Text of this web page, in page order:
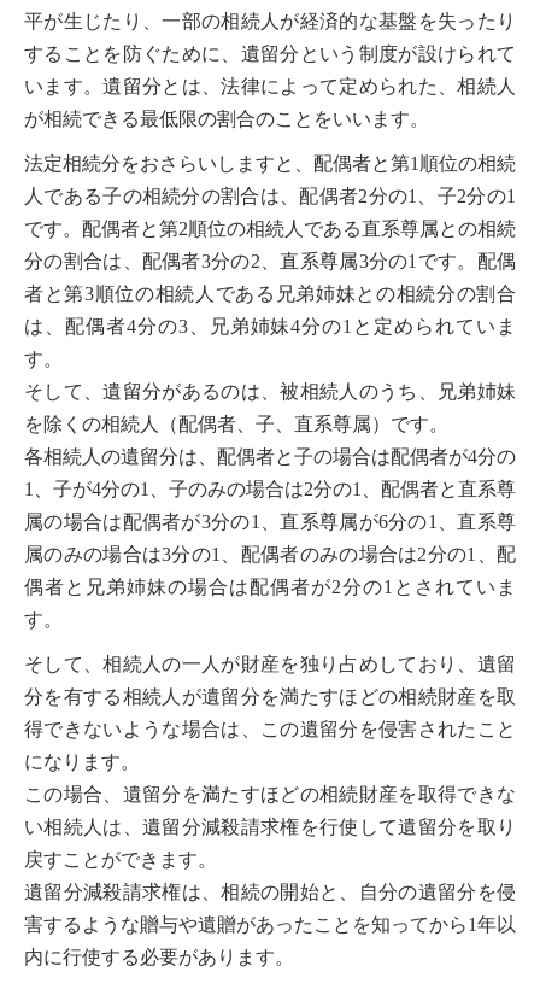
平が生じたり、一部の相続人が経済的な基盤を失ったり
することを防ぐために、遺留分という制度が設けられて
います。遺留分とは、法律によって定められた、相続人
が相続できる最低限の割合のことをいいます。
法定相続分をおさらいしますと、配偶者と第1順位の相続
人である子の相続分の割合は、配偶者2分の1、子2分の1
です。配偶者と第2順位の相続人である直系尊属との相続
分の割合は、配偶者3分の2、直系尊属3分の1です。配偶
者と第3順位の相続人である兄弟姉妹との相続分の割合
は、配偶者4分の3、兄弟姉妹4分の1と定められていま
す。
そして、遺留分があるのは、被相続人のうち、兄弟姉妹
を除くの相続人（配偶者、子、直系尊属）です。
各相続人の遺留分は、配偶者と子の場合は配偶者が4分の
1、子が4分の1、子のみの場合は2分の1、配偶者と直系尊
属の場合は配偶者が3分の1、直系尊属が6分の1、直系尊
属のみの場合は3分の1、配偶者のみの場合は2分の1、配
偶者と兄弟姉妹の場合は配偶者が2分の1とされていま
す。
そして、相続人の一人が財産を独り占めしており、遺留
分を有する相続人が遺留分を満たすほどの相続財産を取
得できないような場合は、この遺留分を侵害されたこと
になります。
この場合、遺留分を満たすほどの相続財産を取得できな
い相続人は、遺留分減殺請求権を行使して遺留分を取り
戻すことができます。
遺留分減殺請求権は、相続の開始と、自分の遺留分を侵
害するような贈与や遺贈があったことを知ってから1年以
内に行使する必要があります。